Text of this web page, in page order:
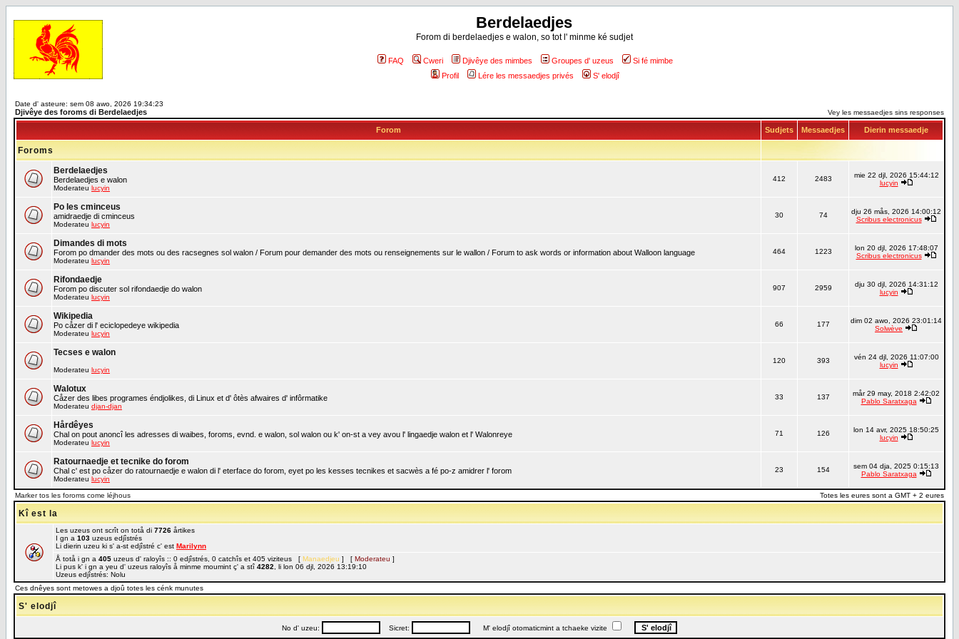
Berdelaedjes
Forom di berdelaedjes e walon, so tot l' minme ké sudjet
FAQ Cweri Djivêye des mimbes Groupes d' uzeus
Si fé mimbe
Profil
Lére les messaedjes privés S' elodjî
Date d' asteure: sem 08 awo, 2026 19:34:23
Djivêye des foroms di Berdelaedjes Vey les messaedjes sins responses
Forom Sudjets Messaedjes Dierin messaedje
Foroms
Berdelaedjes
Berdelaedjes e walon
Moderateu lucyin
412 2483
mie 22 djl, 2026 15:44:12
lucyin
Po les cminceus
amidraedje di cminceus
Moderateu lucyin
30 74
dju 26 mås, 2026 14:00:12
Scribus electronicus
Dimandes di mots
Forom po dmander des mots ou des racsegnes sol walon / Forum pour demander des mots ou renseignements sur le wallon / Forum to ask words or information about Walloon language
Moderateu lucyin
464 1223
lon 20 djl, 2026 17:48:07
Scribus electronicus
Rifondaedje
Forom po discuter sol rifondaedje do walon
Moderateu lucyin
907 2959
dju 30 djl, 2026 14:31:12
lucyin
Wikipedia
Po cåzer di l' eciclopedeye wikipedia
Moderateu lucyin
66 177
dim 02 awo, 2026 23:01:14
Solwève
Tecses e walon
Moderateu lucyin
120 393
vén 24 djl, 2026 11:07:00
lucyin
Walotux
Cåzer des libes programes éndjolikes, di Linux et d' ôtès afwaires d' infôrmatike
Moderateu djan-djan
33 137
mår 29 may, 2018 2:42:02
Pablo Saratxaga
Hårdêyes
Chal on pout anoncî les adresses di waibes, foroms, evnd. e walon, sol walon ou k' on-st a vey avou l' lingaedje walon et l' Walonreye
Moderateu lucyin
71 126
lon 14 avr, 2025 18:50:25
lucyin
Ratournaedje et tecnike do forom
Chal c' est po cåzer do ratournaedje e walon di l' eterface do forom, eyet po les kesses tecnikes et sacwès a fé po-z amidrer l' forom
Moderateu lucyin
23 154
sem 04 dja, 2025 0:15:13
Pablo Saratxaga
Marker tos les foroms come léjhous Totes les eures sont a GMT + 2 eures
Kî est la
Les uzeus ont scrît on totå di 7726 årtikes
I gn a 103 uzeus edjîstrés
Li dierin uzeu ki s' a-st edjîstré c' est Marilynn
Å totå i gn a 405 uzeus d' raloyîs :: 0 edjîstrés, 0 catchîs et 405 viziteus [ Manaedjeu ] [ Moderateu ]
Li pus k' i gn a yeu d' uzeus raloyîs å minme moumint ç' a stî 4282 , li lon 06 djl, 2026 13:19:10
Uzeus edjîstrés: Nolu
Ces dnêyes sont metowes a djoû totes les cénk munutes
S' elodjî
No d' uzeu: Sicret: M' elodjî otomaticmint a tchaeke vizite